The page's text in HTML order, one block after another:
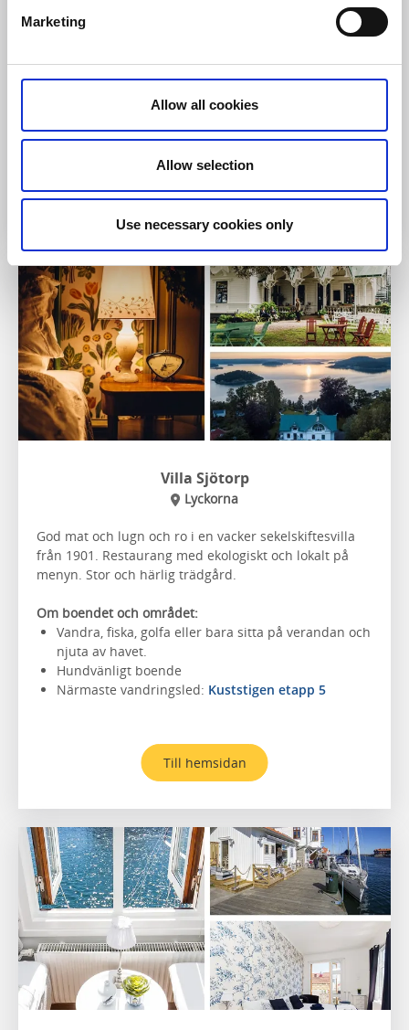
Marketing
Allow all cookies
Allow selection
Use necessary cookies only
Om boendet och området:
Restaurang
Coworking
Utmärkt klättring i området
Till hemsidan
Villa Sjötorp
Lyckorna
God mat och lugn och ro i en vacker sekelskiftesvilla
från 1901. Restaurang med ekologiskt och lokalt på
menyn. Stor och härlig trädgård.
Om boendet och området:
Vandra, fiska, golfa eller bara sitta på verandan och
njuta av havet.
Hundvänligt boende
Närmaste vandringsled: Kuststigen etapp 5
Till hemsidan